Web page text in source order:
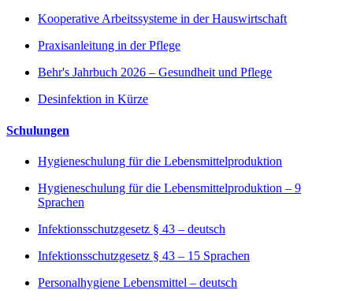
Kooperative Arbeitssysteme in der Hauswirtschaft
Praxisanleitung in der Pflege
Behr's Jahrbuch 2026 – Gesundheit und Pflege
Desinfektion in Kürze
Schulungen
Hygieneschulung für die Lebensmittelproduktion
Hygieneschulung für die Lebensmittelproduktion – 9
Sprachen
Infektionsschutzgesetz § 43 – deutsch
Infektionsschutzgesetz § 43 – 15 Sprachen
Personalhygiene Lebensmittel – deutsch